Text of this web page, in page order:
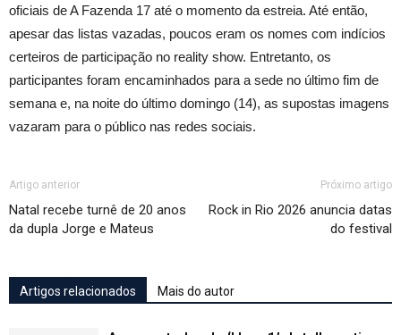
oficiais de A Fazenda 17 até o momento da estreia. Até então,
apesar das listas vazadas, poucos eram os nomes com indícios
certeiros de participação no reality show. Entretanto, os
participantes foram encaminhados para a sede no último fim de
semana e, na noite do último domingo (14), as supostas imagens
vazaram para o público nas redes sociais.
Artigo anterior
Natal recebe turnê de 20 anos
da dupla Jorge e Mateus
Próximo artigo
Rock in Rio 2026 anuncia datas
do festival
Artigos relacionados Mais do autor